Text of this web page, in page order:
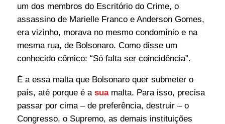
um dos membros do Escritório do Crime, o
assassino de Marielle Franco e Anderson Gomes,
era vizinho, morava no mesmo condomínio e na
mesma rua, de Bolsonaro. Como disse um
conhecido cômico: “Só falta ser coincidência”.
É a essa malta que Bolsonaro quer submeter o
país, até porque é a suamalta. Para isso, precisa
passar por cima – de preferência, destruir – o
Congresso, o Supremo, as demais instituições